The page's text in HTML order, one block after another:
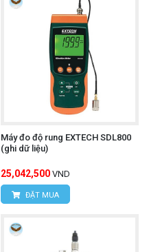
Máy đo độ rung EXTECH SDL800
(ghi dữ liệu)
25,042,500 VND
ĐẶT MUA